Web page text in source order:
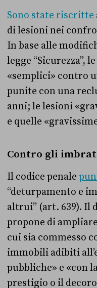
Sono state riscritte
di lesioni nei
In base alle
legge “Sicurezza”,
«semplici» contro
punite con una
anni; le lesioni
e quelle
Contro gli
Il codice penale
“deturpamento e
altrui” (art. 639). Il
propone di
cui sia commesso
immobili adibiti
pubbliche» e «con
prestigio o il